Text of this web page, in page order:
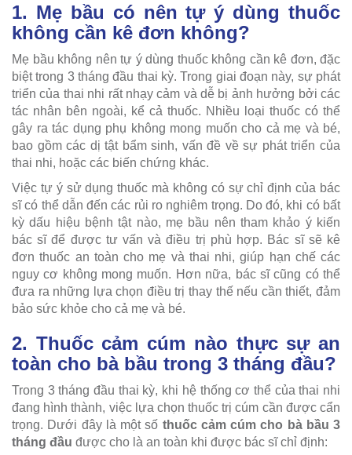
1. Mẹ bầu có nên tự ý dùng thuốc
không cần kê đơn không?
Mẹ bầu không nên tự ý dùng thuốc không cần kê đơn, đặc
biệt trong 3 tháng đầu thai kỳ. Trong giai đoạn này, sự phát
triển của thai nhi rất nhạy cảm và dễ bị ảnh hưởng bởi các
tác nhân bên ngoài, kể cả thuốc. Nhiều loại thuốc có thể
gây ra tác dụng phụ không mong muốn cho cả mẹ và bé,
bao gồm các dị tật bẩm sinh, vấn đề về sự phát triển của
thai nhi, hoặc các biến chứng khác.
Việc tự ý sử dụng thuốc mà không có sự chỉ định của bác
sĩ có thể dẫn đến các rủi ro nghiêm trọng. Do đó, khi có bất
kỳ dấu hiệu bệnh tật nào, mẹ bầu nên tham khảo ý kiến
bác sĩ để được tư vấn và điều trị phù hợp. Bác sĩ sẽ kê
đơn thuốc an toàn cho mẹ và thai nhi, giúp hạn chế các
nguy cơ không mong muốn. Hơn nữa, bác sĩ cũng có thể
đưa ra những lựa chọn điều trị thay thế nếu cần thiết, đảm
bảo sức khỏe cho cả mẹ và bé.
2. Thuốc cảm cúm nào thực sự an
toàn cho bà bầu trong 3 tháng đầu?
Trong 3 tháng đầu thai kỳ, khi hệ thống cơ thể của thai nhi
đang hình thành, việc lựa chọn thuốc trị cúm cần được cẩn
trọng. Dưới đây là một số thuốc cảm cúm cho bà bầu 3
tháng đầu được cho là an toàn khi được bác sĩ chỉ định: